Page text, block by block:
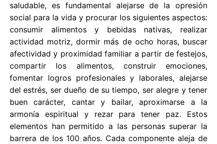
saludable, es fundamental alejarse de la opresión
social para la vida y procurar los siguientes aspectos:
consumir alimentos y bebidas nativas, realizar
actividad motriz, dormir más de ocho horas, buscar
afectividad y proximidad familiar a partir de festejos,
compartir los alimentos, construir emociones,
fomentar logros profesionales y laborales, alejarse
del estrés, ser dueño de su tiempo, ser alegre y tener
buen carácter, cantar y bailar, aproximarse a la
armonía espiritual y rezar para tener paz. Estos
elementos han permitido a las personas superar la
barrera de los 100 años. Cada componente aleja de